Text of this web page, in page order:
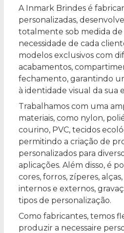
A Inmark Brindes é
personalizadas,
totalmente sob medida de
necessidade de cada
modelos exclusivos com
acabamentos,
fechamento, garantindo
à identidade visual da sua
Trabalhamos com uma
materiais, como nylon,
courino, PVC, tecidos
permitindo a criação de
personalizados para
aplicações. Além disso, é
cores, forros, zíperes,
internos e externos,
tipos de personalização.
Como fabricantes, temos
produzir a necessaire